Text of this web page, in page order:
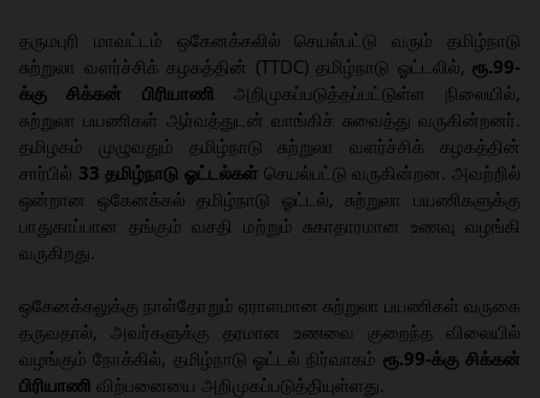
தருமபுரி மாவட்டம் ஒகேனக்கலில் செயல்பட்டு வரும் தமிழ்நாடு
சுற்றுலா வளர்ச்சிக் கழகத்தின் (TTDC) தமிழ்நாடு ஓட்டலில், ரூ.99-
க்கு சிக்கன் பிரியாணி அறிமுகப்படுத்தப்பட்டுள்ள நிலையில்,
சுற்றுலா பயணிகள் ஆர்வத்துடன் வாங்கிச் சுவைத்து வருகின்றனர்.
தமிழகம் முழுவதும் தமிழ்நாடு சுற்றுலா வளர்ச்சிக் கழகத்தின்
சார்பில் 33 தமிழ்நாடு ஓட்டல்கள் செயல்பட்டு வருகின்றன. அவற்றில்
ஒன்றான ஒகேனக்கல் தமிழ்நாடு ஓட்டல், சுற்றுலா பயணிகளுக்கு
பாதுகாப்பான தங்கும் வசதி மற்றும் சுகாதாரமான உணவு வழங்கி
வருகிறது.
ஒகேனக்கலுக்கு நாள்தோறும் ஏராளமான சுற்றுலா பயணிகள் வருகை
தருவதால், அவர்களுக்கு தரமான உணவை குறைந்த விலையில்
வழங்கும் நோக்கில், தமிழ்நாடு ஓட்டல் நிர்வாகம் ரூ.99-க்கு சிக்கன்
பிரியாணி விற்பனையை அறிமுகப்படுத்தியுள்ளது.